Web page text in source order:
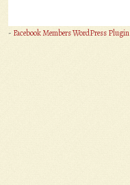
- Facebook Members WordPress Plugin